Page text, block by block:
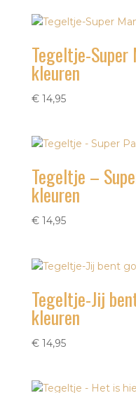
Tegeltje-Super
kleuren
€14,95
Tegeltje –
kleuren
€14,95
Tegeltje-Jij
kleuren
€14,95